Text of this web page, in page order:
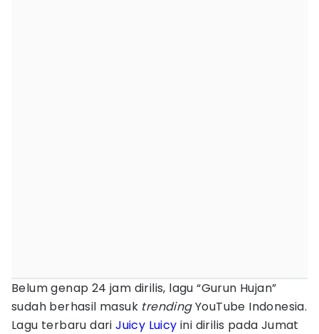
Belum genap 24 jam dirilis, lagu “Gurun Hujan”
sudah berhasil masuk trendingYouTube Indonesia.
Lagu terbaru dariJuicy Luicy ini dirilis pada Jumat